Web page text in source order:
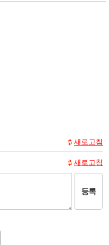
새로고침
새로고침
등록